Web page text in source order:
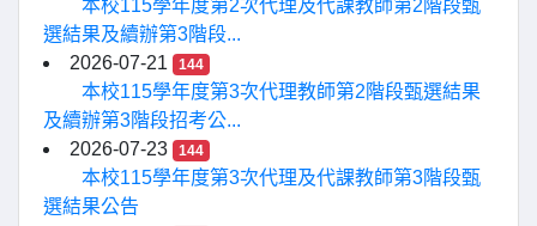
本校115學年度第2次代理及代課教師第2階段甄
選結果及續辦第3階段...
2026-07-21
144
本校115學年度第3次代理教師第2階段甄選結果
及續辦第3階段招考公...
2026-07-23
144
本校115學年度第3次代理及代課教師第3階段甄
選結果公告